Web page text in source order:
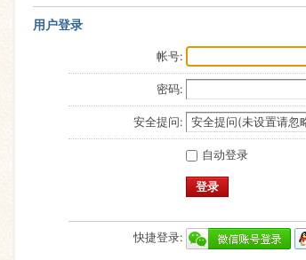
用户登录
帐号:
密码:
安全提问:
自动登录
登录
快捷登录: